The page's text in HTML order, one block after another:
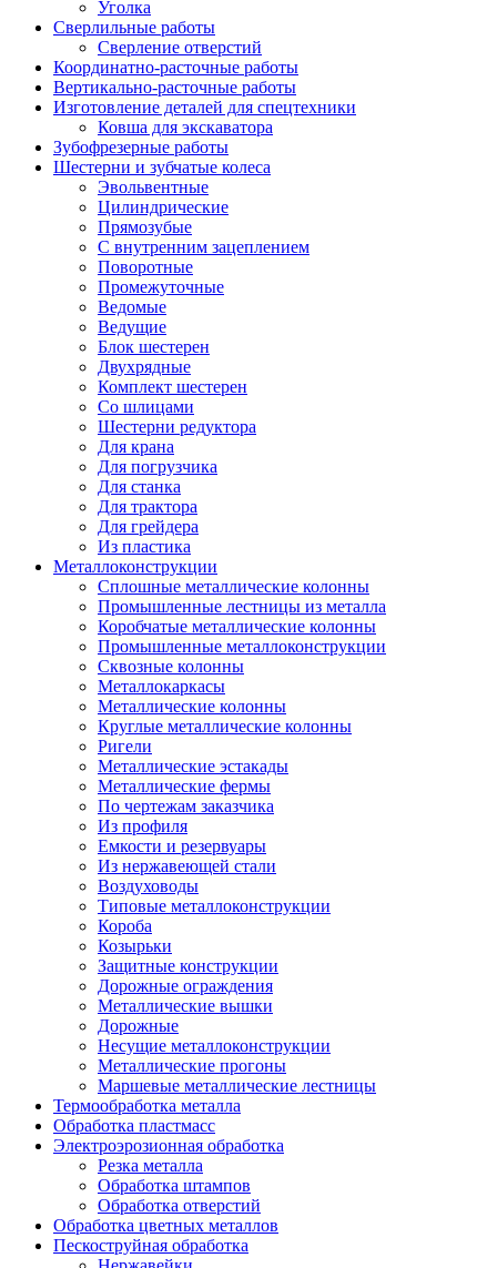
Уголка
Сверлильные работы
Сверление отверстий
Координатно-расточные работы
Вертикально-расточные работы
Изготовление деталей для спецтехники
Ковша для экскаватора
Зубофрезерные работы
Шестерни и зубчатые колеса
Эвольвентные
Цилиндрические
Прямозубые
С внутренним зацеплением
Поворотные
Промежуточные
Ведомые
Ведущие
Блок шестерен
Двухрядные
Комплект шестерен
Со шлицами
Шестерни редуктора
Для крана
Для погрузчика
Для станка
Для трактора
Для грейдера
Из пластика
Металлоконструкции
Сплошные металлические колонны
Промышленные лестницы из металла
Коробчатые металлические колонны
Промышленные металлоконструкции
Сквозные колонны
Металлокаркасы
Металлические колонны
Круглые металлические колонны
Ригели
Металлические эстакады
Металлические фермы
По чертежам заказчика
Из профиля
Емкости и резервуары
Из нержавеющей стали
Воздуховоды
Типовые металлоконструкции
Короба
Козырьки
Защитные конструкции
Дорожные ограждения
Металлические вышки
Дорожные
Несущие металлоконструкции
Металлические прогоны
Маршевые металлические лестницы
Термообработка металла
Обработка пластмасс
Электроэрозионная обработка
Резка металла
Обработка штампов
Обработка отверстий
Обработка цветных металлов
Пескоструйная обработка